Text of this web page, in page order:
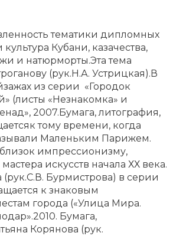
тематики дипломных
Кубани, казачества,
и натюрморты.Эта тема
(рук.Н.А. Устрицкая).В
из серии «Городок
(листы «Незнакомка» и
2007.Бумага, литография,
тому времени, когда
Маленьким Парижем.
импрессионизму,
искусств начала ХХ века.
Бурмистрова) в серии
к знаковым
города («Улица Мира.
Бумага,
Корянова (рук.